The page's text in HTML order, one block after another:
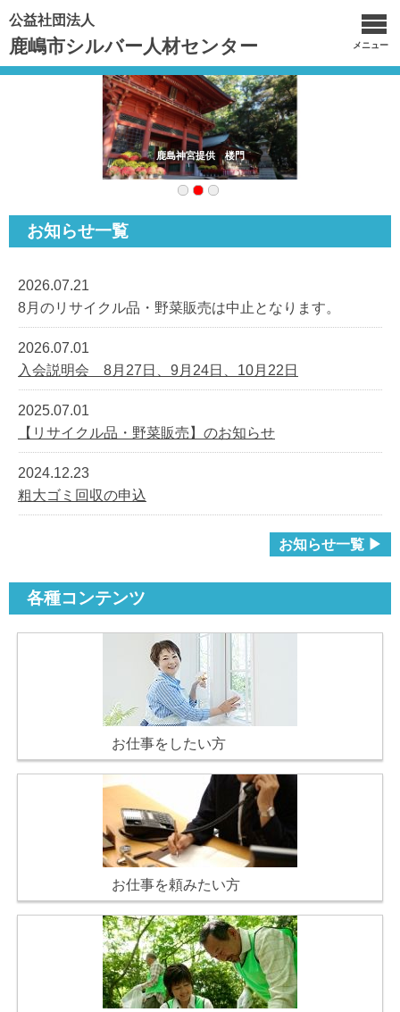
公益社団法人
鹿嶋市シルバー人材センター メニュー
鹿島神宮提供 楼門
お知らせ一覧
2026.07.21
8月のリサイクル品・野菜販売は中止となります。
2026.07.01
入会説明会 8月27日、9月24日、10月22日
2025.07.01
【リサイクル品・野菜販売】のお知らせ
2024.12.23
粗大ゴミ回収の申込
お知らせ一覧 ▶
各種コンテンツ
お仕事をしたい方
お仕事を頼みたい方